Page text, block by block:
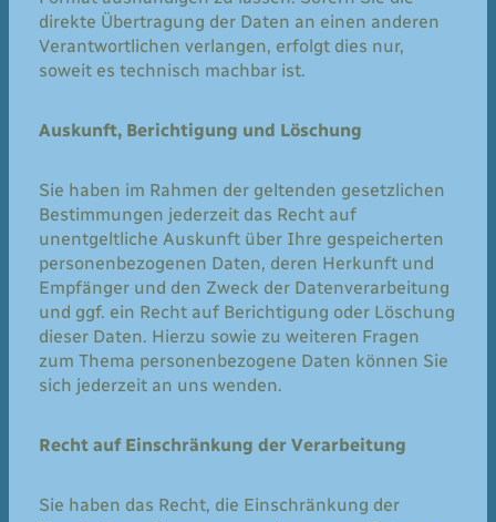
direkte Übertragung der Daten an einen anderen
Verantwortlichen verlangen, erfolgt dies nur,
soweit es technisch machbar ist.
Auskunft, Berichtigung und Löschung
Sie haben im Rahmen der geltenden gesetzlichen
Bestimmungen jederzeit das Recht auf
unentgeltliche Auskunft über Ihre gespeicherten
personenbezogenen Daten, deren Herkunft und
Empfänger und den Zweck der Datenverarbeitung
und ggf. ein Recht auf Berichtigung oder Löschung
dieser Daten. Hierzu sowie zu weiteren Fragen
zum Thema personenbezogene Daten können Sie
sich jederzeit an uns wenden.
Recht auf Einschränkung der Verarbeitung
Sie haben das Recht, die Einschränkung der